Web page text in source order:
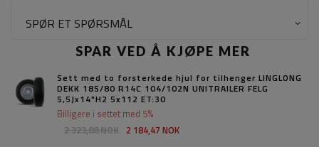
SPØR ET SPØRSMÅL
SPAR VED Å KJØPE MER
Sett med to forsterkede hjul for tilhenger LINGLONG
DEKK 185/80 R14C 104/102N UNITRAILER FELG
5,5Jx14"H2 5x112 ET:30
2 323,88 NOK 2 184,47 NOK
Billigere i settet med 5%